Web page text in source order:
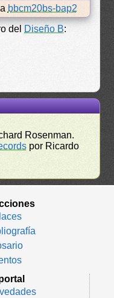
bbcm20bs-bap2
del Diseño B:
Rosenman.
por Ricardo